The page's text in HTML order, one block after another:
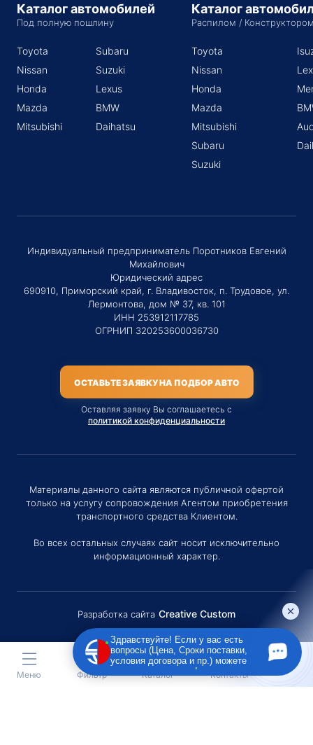
Каталог автомобилей
Под полную пошлину
Toyota
Nissan
Honda
Mazda
Mitsubishi
Subaru
Suzuki
Lexus
BMW
Daihatsu
Каталог
Распилом /
Toyota
Nissan
Honda
Mazda
Mitsubishi
Subaru
Suzuki
Индивидуальный предприниматель Поротников Евгений
Михайлович
Юридический адрес
690910, Приморский край, г. Владивосток, п. Трудовое, ул.
Лермонтова, дом № 37, кв. 101
ИНН 253912117785
ОГРНИП 320253600036730
ОСТАВЬТЕ ЗАЯВКУ НА ПОДБОР АВТО
Оставляя заявку Вы соглашаетесь с
политикой конфиденциальности
Материалы данного сайта являются публичной офертой
только на услугу сопровождения Агентом приобретения
транспортного средства Клиентом.
Во всех остальных случаях сайт носит исключительно
информационный характер.
Разработка сайта Creative Custom
Меню Фильтр Каталог Контакты
Здравствуйте! Если у вас есть
вопросы (Цена, Сроки поставки,
условия договора и пр.) можете
задать их мне в чат!